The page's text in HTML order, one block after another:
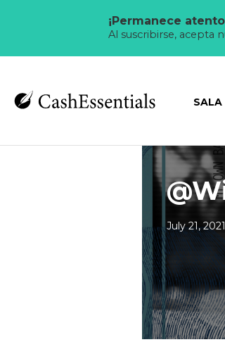
¡Permanece
Al suscribirse, acepta
SALA
July 21, 2021